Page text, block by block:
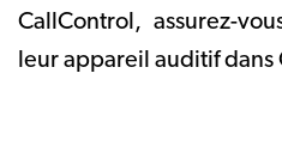
CallControl, assurez-
leur appareil auditif dans